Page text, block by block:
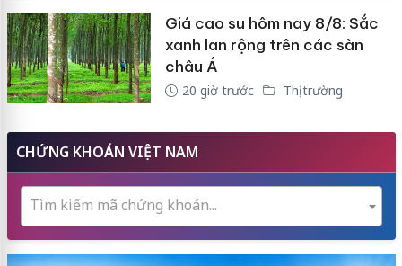
Giá cao su hôm nay 8/8: Sắc
xanh lan rộng trên các sàn
châu Á
20 giờ trước Thị trường
CHỨNG KHOÁN VIỆT NAM
Tìm kiếm mã chứng khoán...